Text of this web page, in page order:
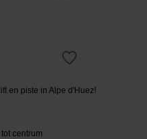
en piste in Alpe d'Huez!
centrum